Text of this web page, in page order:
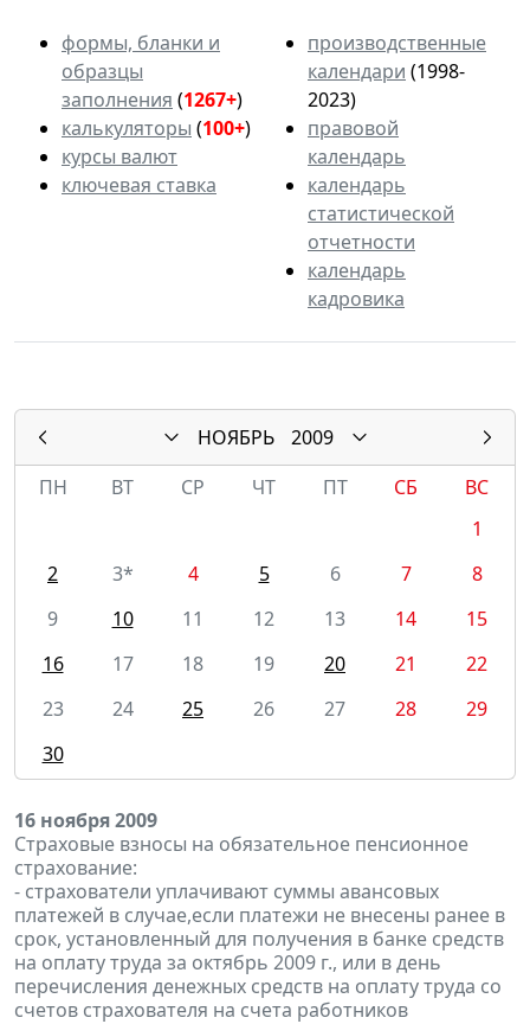
формы, бланки и
образцы
заполнения (1267+)
калькуляторы (100+)
курсы валют
ключевая ставка
производственные
календари (1998-
2023)
правовой
календарь
календарь
статистической
отчетности
календарь
кадровика
НОЯБРЬ
2009
ПН
ВТ СР ЧТ ПТ СБ
ВС
1
2
3* 4 5 6 7
8
9
10 11 12 13 14
15
16
17 18 19 20 21
22
23
24 25 26 27 28
29
30
16 ноября 2009
Страховые взносы на обязательное пенсионное
страхование:
- страхователи уплачивают суммы авансовых
платежей в случае,если платежи не внесены ранее в
срок, установленный для получения в банке средств
на оплату труда за октябрь 2009 г., или в день
перечисления денежных средств на оплату труда со
счетов страхователя на счета работников